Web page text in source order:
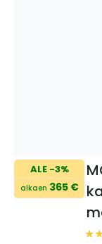
ALE -3%
alkaen 365 €